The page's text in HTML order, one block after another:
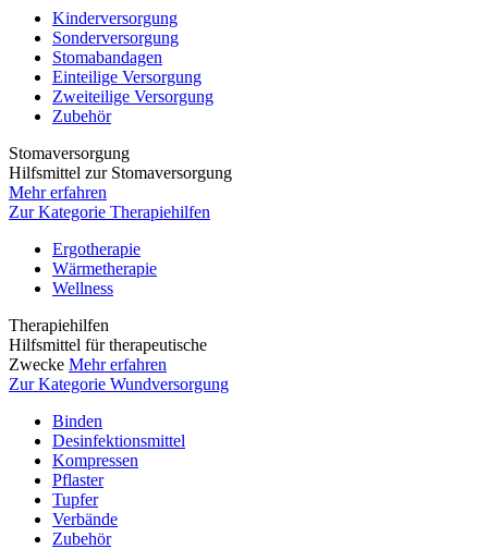
Kinderversorgung
Sonderversorgung
Stomabandagen
Einteilige Versorgung
Zweiteilige Versorgung
Zubehör
Stomaversorgung
Hilfsmittel zur Stomaversorgung
Mehr erfahren
Zur Kategorie Therapiehilfen
Ergotherapie
Wärmetherapie
Wellness
Therapiehilfen
Hilfsmittel für therapeutische
Zwecke Mehr erfahren
Zur Kategorie Wundversorgung
Binden
Desinfektionsmittel
Kompressen
Pflaster
Tupfer
Verbände
Zubehör